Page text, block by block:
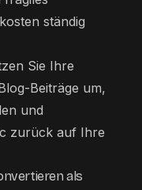
ständig
Sie Ihre
Beiträge um,
und
zurück auf Ihre
als